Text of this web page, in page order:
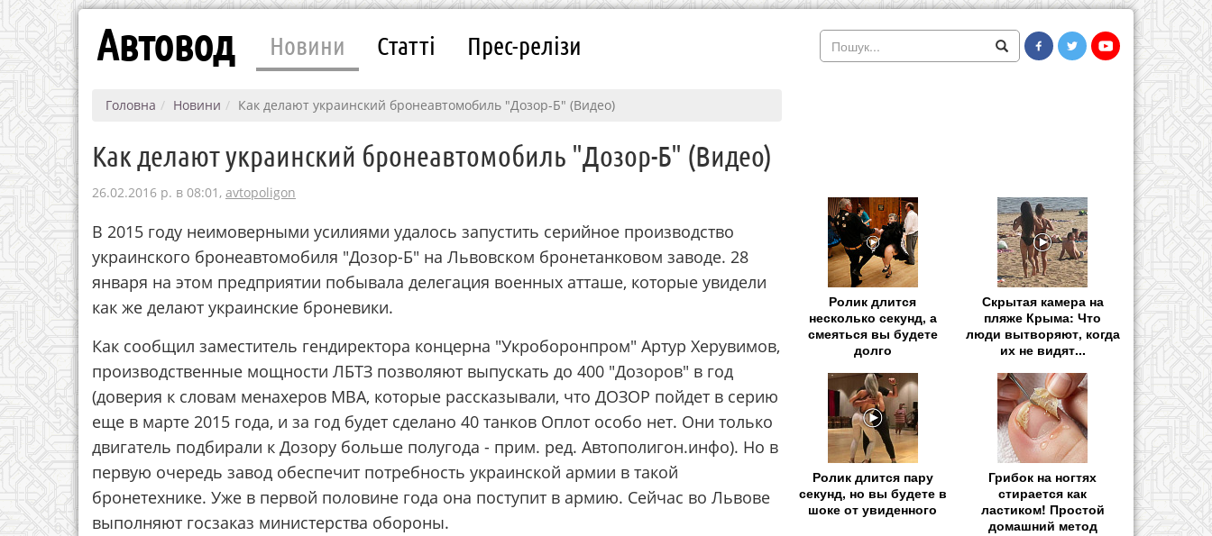
Автовод Новини Статті Прес-релізи
Головна Новини Как делают украинский бронеавтомобиль "Дозор-Б" (Видео)
Как делают украинский бронеавтомобиль "Дозор-Б" (Видео)
26.02.2016 р. в 08:01, avtopoligon
В 2015 году неимоверными усилиями удалось запустить серийное производство
украинского бронеавтомобиля "Дозор-Б" на Львовском бронетанковом заводе. 28
января на этом предприятии побывала делегация военных атташе, которые увидели
как же делают украинские броневики.
Как сообщил заместитель гендиректора концерна "Укроборонпром" Артур Херувимов,
производственные мощности ЛБТЗ позволяют выпускать до 400 "Дозоров" в год
(доверия к словам менахеров МВА, которые рассказывали, что ДОЗОР пойдет в серию
еще в марте 2015 года, и за год будет сделано 40 танков Оплот особо нет. Они только
двигатель подбирали к Дозору больше полугода - прим. ред. Автополигон.инфо). Но в
первую очередь завод обеспечит потребность украинской армии в такой
бронетехнике. Уже в первой половине года она поступит в армию. Сейчас во Львове
выполняют госзаказ министерства обороны.
Ролик длится
несколько секунд, а
смеяться вы будете
долго
Скрытая камера на
пляже Крыма: Что
люди вытворяют, когда
их не видят...
Ролик длится пару
секунд, но вы будете в
шоке от увиденного
Грибок на ногтях
стирается как
ластиком! Простой
домашний метод